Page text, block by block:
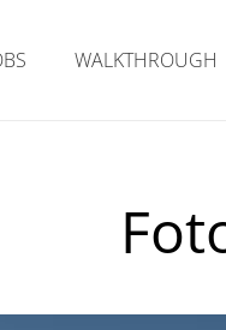
WALKTHROUGH